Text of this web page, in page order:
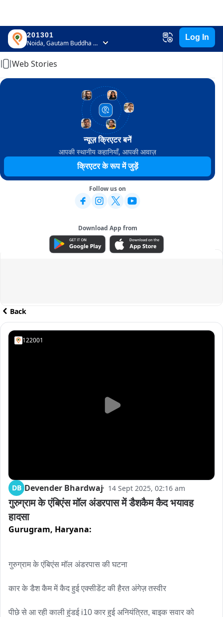
201301
Noida, Gautam Buddha Nagar, Uttar Pradesh
Log In
Home
Web Stories
न्यूज़ क्रिएटर बनें
आपकी स्थानीय कहानियाँ, आपकी आवाज़
क्रिएटर के रूप में जुड़ें
Follow us on
Download App from
ADVERTISEMENT
Back
122001
DB Devender Bhardwaj 14 Sept 2025, 02:16 am
गुरुग्राम के एंबिएंस मॉल अंडरपास में डैशकैम कैद भयावह
हादसा
Gurugram, Haryana:
गुरुग्राम के एंबिएंस मॉल अंडरपास की घटना
कार के डैश कैम में कैद हुई एक्सीडेंट की हैरत अंगेज़ तस्वीर
पीछे से आ रही काली हुंडई i10 कार हुई अनियंत्रित, बाइक सवार को